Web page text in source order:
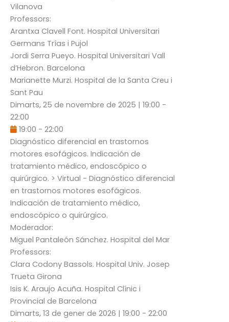
Vilanova
Professors:
Arantxa Clavell Font. Hospital Universitari
Germans Trías i Pujol
Jordi Serra Pueyo. Hospital Universitari Vall
d’Hebron. Barcelona
Marianette Murzi. Hospital de la Santa Creu i
Sant Pau
Dimarts, 25 de novembre de 2025 | 19:00 -
22:00
19:00 - 22:00
Diagnóstico diferencial en trastornos
motores esofágicos. Indicación de
tratamiento médico, endoscópico o
quirúrgico. > Virtual - Diagnóstico diferencial
en trastornos motores esofágicos.
Indicación de tratamiento médico,
endoscópico o quirúrgico.
Moderador:
Miguel Pantaleón Sánchez. Hospital del Mar
Professors:
Clara Codony Bassols. Hospital Univ. Josep
Trueta Girona
Isis K. Araujo Acuña. Hospital Clínic i
Provincial de Barcelona
Dimarts, 13 de gener de 2026 | 19:00 - 22:00